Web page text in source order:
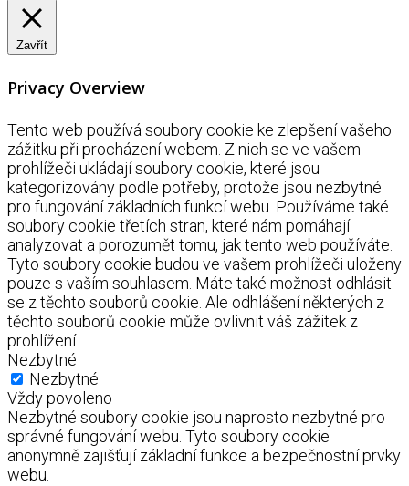
Zavřít
Privacy Overview
Tento web používá soubory cookie ke zlepšení vašeho
zážitku při procházení webem. Z nich se ve vašem
prohlížeči ukládají soubory cookie, které jsou
kategorizovány podle potřeby, protože jsou nezbytné
pro fungování základních funkcí webu. Používáme také
soubory cookie třetích stran, které nám pomáhají
analyzovat a porozumět tomu, jak tento web používáte.
Tyto soubory cookie budou ve vašem prohlížeči uloženy
pouze s vaším souhlasem. Máte také možnost odhlásit
se z těchto souborů cookie. Ale odhlášení některých z
těchto souborů cookie může ovlivnit váš zážitek z
prohlížení.
Nezbytné
Nezbytné
Vždy povoleno
Nezbytné soubory cookie jsou naprosto nezbytné pro
správné fungování webu. Tyto soubory cookie
anonymně zajišťují základní funkce a bezpečnostní prvky
webu.